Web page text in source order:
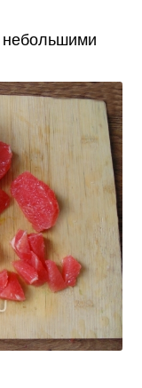
небольшими